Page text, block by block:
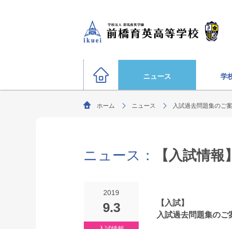
ニュース 学
ごあいさつ 教育理念・生徒心
進路指導
特別進学コース
（選抜クラス・特進クラス）
バスケットボール部（男子）
柔道部（男子）
ソフトボール部（女子）
部活動方針
ホーム ニュース 入試過去問題集のご
ニュース： 【入試情報
2019
9.3
【入試】
入試過去問題集のご